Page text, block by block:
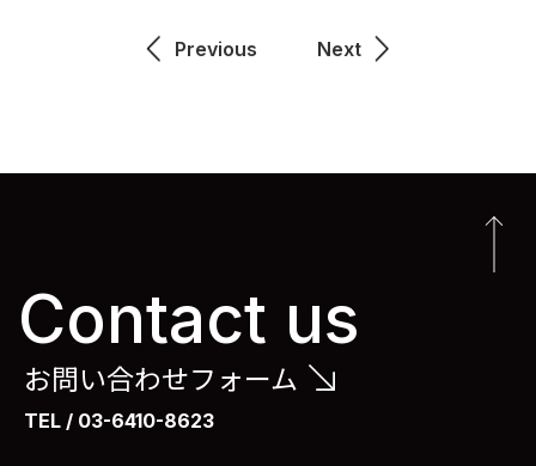
Previous Next
Contact us
お問い合わせフォーム
TEL / 03-6410-8623